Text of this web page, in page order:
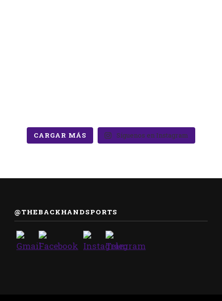
CARGAR MÁS Síguenos en Instagram
@THEBACKHANDSPORTS